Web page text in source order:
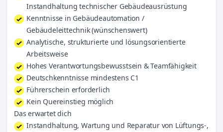
Instandhaltung technischer Gebäudeausrüstung
Kenntnisse in Gebäudeautomation /
Gebäudeleittechnik (wünschenswert)
Analytische, strukturierte und lösungsorientierte
Arbeitsweise
Hohes Verantwortungsbewusstsein & Teamfähigkeit
Deutschkenntnisse mindestens C1
Führerschein erforderlich
Kein Quereinstieg möglich
Das erwartet dich
Instandhaltung, Wartung und Reparatur von Lüftungs-,